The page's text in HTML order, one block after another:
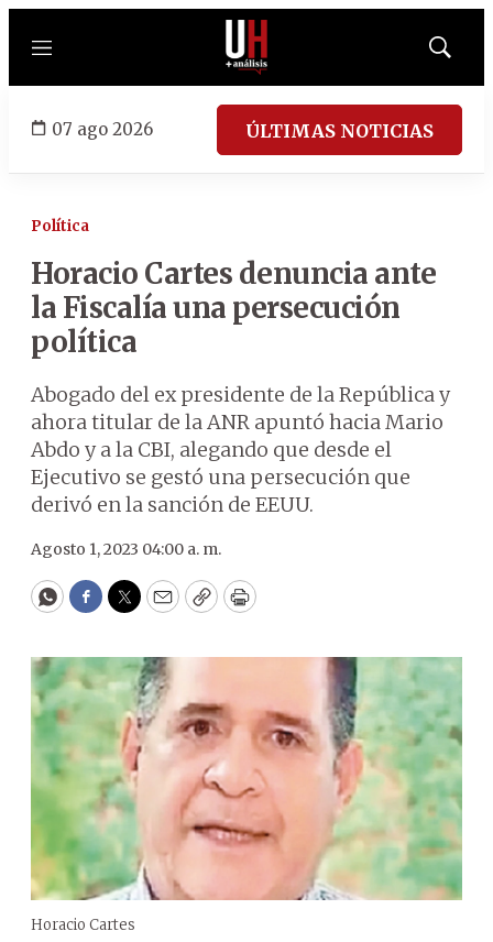
Menú
Mostrar
07 ago 2026 ÚLTIMAS NOTICIAS
Política
Horacio Cartes denuncia ante
la Fiscalía una persecución
política
Abogado del ex presidente de la República y
ahora titular de la ANR apuntó hacia Mario
Abdo y a la CBI, alegando que desde el
Ejecutivo se gestó una persecución que
derivó en la sanción de EEUU.
Agosto 1, 2023 04:00 a. m.
WhatsApp
Facebook
Twitter
EmailCopyPrint
Horacio Cartes